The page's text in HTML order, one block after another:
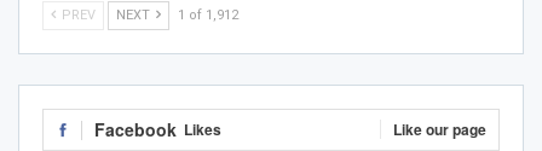
PREV NEXT 1 of 1,912
Facebook Likes Like our page